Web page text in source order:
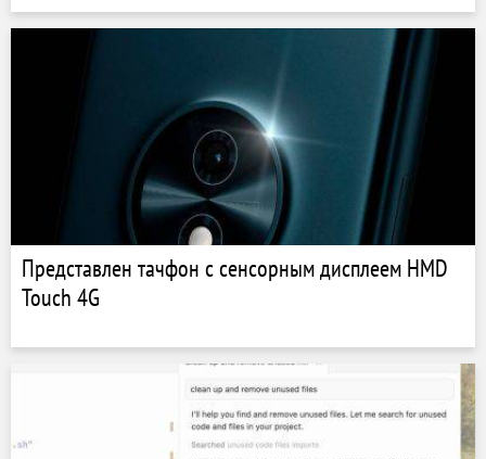
Представлен тачфон с сенсорным дисплеем HMD
Touch 4G